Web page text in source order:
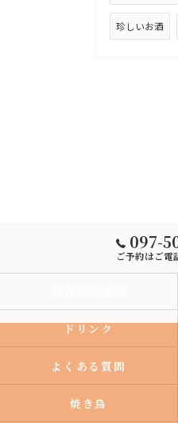
珍しいお酒
097-
ご予約はご電
ドリンク
よくある質問
焼き鳥